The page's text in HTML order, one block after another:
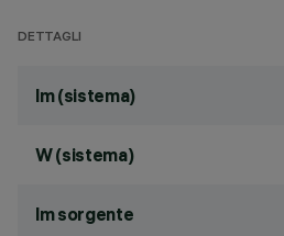
DETTAGLI
lm (sistema)
W (sistema)
lm sorgente